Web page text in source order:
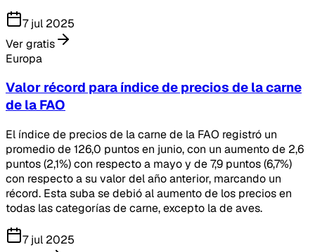
7 jul 2025
Ver gratis
Europa
Valor récord para índice de precios de la carne
de la FAO
El índice de precios de la carne de la FAO registró un
promedio de 126,0 puntos en junio, con un aumento de 2,6
puntos (2,1%) con respecto a mayo y de 7,9 puntos (6,7%)
con respecto a su valor del año anterior, marcando un
récord. Esta suba se debió al aumento de los precios en
todas las categorías de carne, excepto la de aves.
7 jul 2025